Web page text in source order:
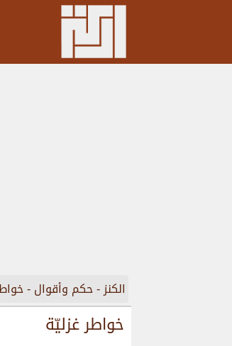
الكنز-حكم وأقوال-
خواطر غزليّة